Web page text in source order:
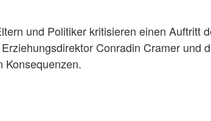
und Politiker kritisieren einen Auftritt
Conradin Cramer und
Konsequenzen.